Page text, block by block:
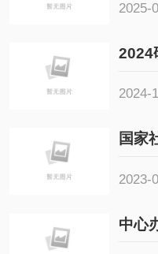
2025-
2024
2024-
2023-